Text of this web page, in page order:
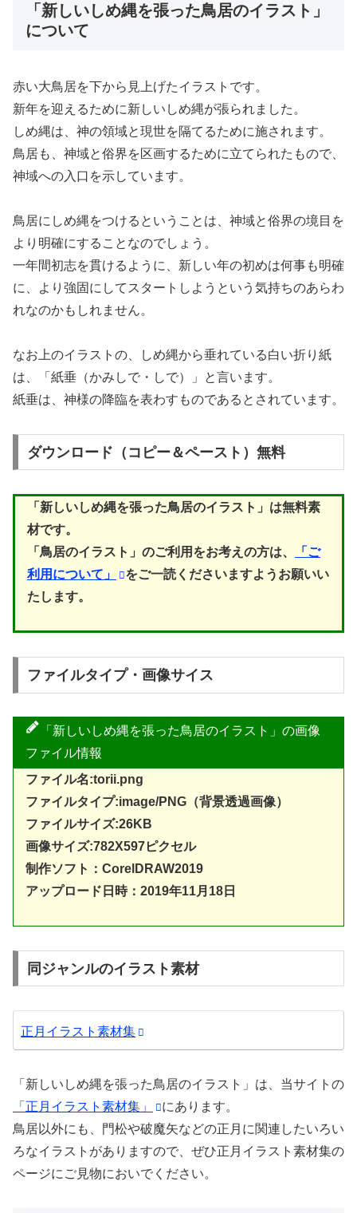
「新しいしめ縄を張った鳥居のイラスト」
について
赤い大鳥居を下から見上げたイラストです。
新年を迎えるために新しいしめ縄が張られました。
しめ縄は、神の領域と現世を隔てるために施されます。
鳥居も、神域と俗界を区画するために立てられたもので、
神域への入口を示しています。
鳥居にしめ縄をつけるということは、神域と俗界の境目を
より明確にすることなのでしょう。
一年間初志を貫けるように、新しい年の初めは何事も明確
に、より強固にしてスタートしようという気持ちのあらわ
れなのかもしれません。
なお上のイラストの、しめ縄から垂れている白い折り紙
は、「紙垂（かみしで・しで）」と言います。
紙垂は、神様の降臨を表わすものであるとされています。
ダウンロード（コピー＆ペースト）無料
「新しいしめ縄を張った鳥居のイラスト」は無料素
材です。
「鳥居のイラスト」のご利用をお考えの方は、
「ご
利用について」
をご一読くださいますようお願いい
たします。
ファイルタイプ・画像サイス
「新しいしめ縄を張った鳥居のイラスト」の画像
ファイル情報
ファイル名:torii.png
ファイルタイプ:image/PNG（背景透過画像）
ファイルサイズ:26KB
画像サイズ:782X597ピクセル
制作ソフト：CorelDRAW2019
アップロード日時：2019年11月18日
同ジャンルのイラスト素材
正月イラスト素材集
「新しいしめ縄を張った鳥居のイラスト」は、当サイトの
「正月イラスト素材集」
にあります。
鳥居以外にも、門松や破魔矢などの正月に関連したいろい
ろなイラストがありますので、ぜひ正月イラスト素材集の
ページにご見物においでください。